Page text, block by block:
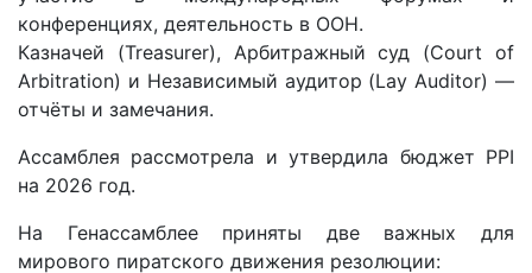
конференциях, деятельность в ООН.
Казначей (Treasurer), Арбитражный суд (Court of
Arbitration) и Независимый аудитор (Lay Auditor) —
отчёты и замечания.
Ассамблея рассмотрела и утвердила бюджет PPI
на 2026 год.
На Генассамблее приняты две важных для
мирового пиратского движения резолюции: